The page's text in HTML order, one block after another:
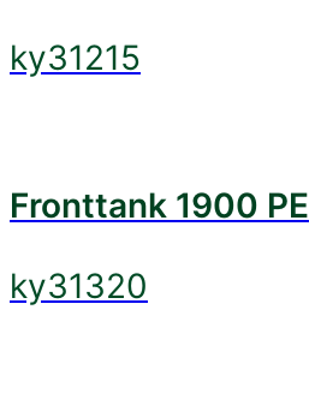
ky31215
Fronttank 1900 PE
ky31320